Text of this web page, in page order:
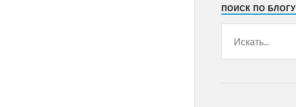
ПОИСК ПО БЛОГУ